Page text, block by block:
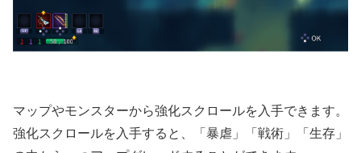
マップやモンスターから強化スクロールを入手できます。
強化スクロールを入手すると、「暴虐」「戦術」「生存」